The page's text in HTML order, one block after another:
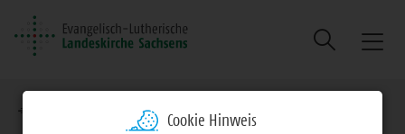
Suche
Brotkrumennavigation
EVLKS - engagiert Arbeitsfelder
Cookie Hinweis